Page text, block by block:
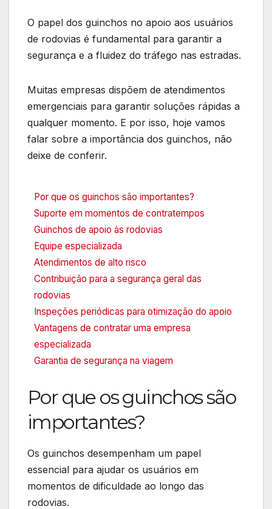
O papel dos guinchos no apoio aos usuários
de rodovias é fundamental para garantir a
segurança e a fluidez do tráfego nas estradas.
Muitas empresas dispõem de atendimentos
emergenciais para garantir soluções rápidas a
qualquer momento. E por isso, hoje vamos
falar sobre a importância dos guinchos, não
deixe de conferir.
Por que os guinchos são importantes?
Suporte em momentos de contratempos
Guinchos de apoio às rodovias
Equipe especializada
Atendimentos de alto risco
Contribuição para a segurança geral das
rodovias
Inspeções periódicas para otimização do apoio
Vantagens de contratar uma empresa
especializada
Garantia de segurança na viagem
Por que os guinchos são
importantes?
Os guinchos desempenham um papel
essencial para ajudar os usuários em
momentos de dificuldade ao longo das
rodovias.